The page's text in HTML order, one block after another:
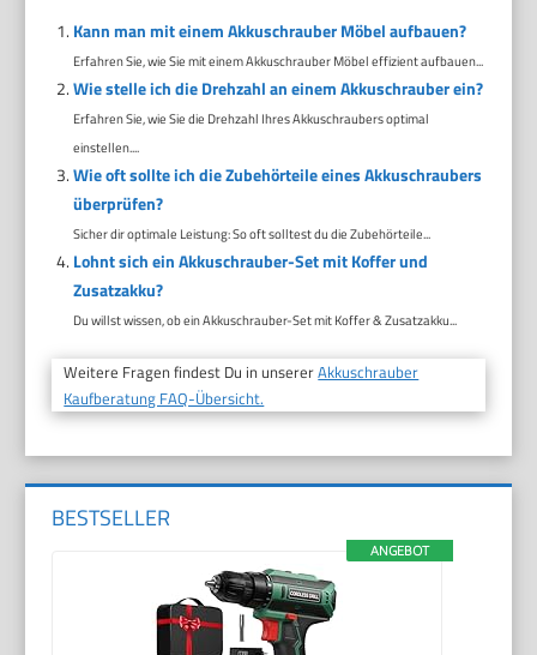
Kann man mit einem Akkuschrauber Möbel aufbauen?
Erfahren Sie, wie Sie mit einem Akkuschrauber Möbel effizient aufbauen...
Wie stelle ich die Drehzahl an einem Akkuschrauber ein?
Erfahren Sie, wie Sie die Drehzahl Ihres Akkuschraubers optimal
einstellen....
Wie oft sollte ich die Zubehörteile eines Akkuschraubers
überprüfen?
Sicher dir optimale Leistung: So oft solltest du die Zubehörteile...
Lohnt sich ein Akkuschrauber-Set mit Koffer und
Zusatzakku?
Du willst wissen, ob ein Akkuschrauber-Set mit Koffer & Zusatzakku...
Weitere Fragen findest Du in unsererAkkuschrauber
Kaufberatung FAQ-Übersicht.
BESTSELLER
ANGEBOT